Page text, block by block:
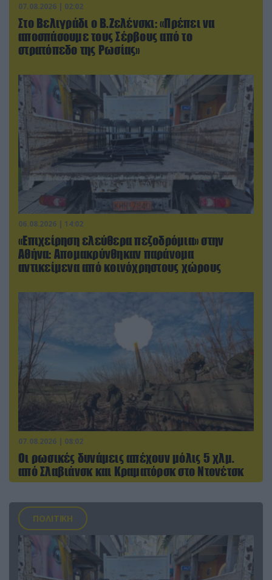
07.08.2026 | 02:02
Στο Βελιγράδι ο Β.Ζελένσκι: «Πρέπει να
αποσπάσουμε τους Σέρβους από το
στρατόπεδο της Ρωσίας»
06.08.2026 | 14:02
«Επιχείρηση ελεύθερα πεζοδρόμια» στην
Αθήνα: Απομακρύνθηκαν παράνομα
αντικείμενα από κοινόχρηστους χώρους
07.08.2026 | 08:02
Οι ρωσικές δυνάμεις απέχουν μόλις 5 χλμ.
από Σλαβιάνσκ και Κραματόρσκ στο Ντονέτσκ
ΠΟΛΙΤΙΚΗ